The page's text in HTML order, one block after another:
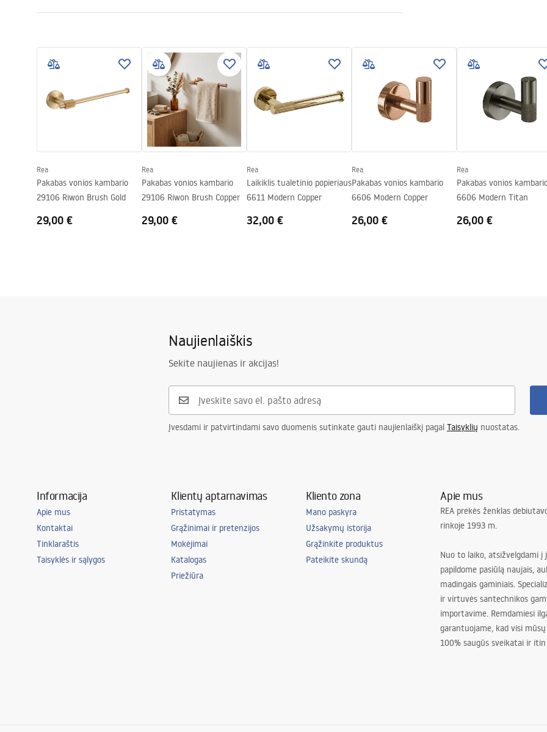
Montavimo būdas
Prisukamas
Aukštis
mm
Riwon
Rea
Pakabas vonios kambario
29106 Riwon Brush Gold
29,00 €
Rea
Pakabas vonios kambario
29106 Riwon Brush Copper
29,00 €
Rea
Laikiklis tualetinio popieriaus
6611 Modern Copper
32,00 €
Rea
Pakabas vonios kambario
6606 Modern Copper
26,00 €
Rea
Pakabas vonios
6606 Modern Titan
26,00 €
Naujienlaiškis
Sekite naujienas ir akcijas!
Įvesdami ir patvirtindami savo duomenis sutinkate gauti naujienlaiškį pagal Taisyklių nuostatas.
Informacija
Apie mus
Kontaktai
Tinklaraštis
Taisyklės ir sąlygos
Klientų aptarnavimas
Pristatymas
Grąžinimai ir pretenzijos
Mokėjimai
Katalogas
Priežiūra
Kliento zona
Mano paskyra
Užsakymų istorija
Grąžinkite produktus
Pateikite skundą
Apie mus
REA prekės ženklas
rinkoje 1993 m.
Nuo to laiko, atsižvelgdami į
papildome pasiūlą naujais,
madingais gaminiais.
ir virtuvės santechnikos
importavime. Remdamiesi
garantuojame, kad visi
100% saugūs sveikatai ir